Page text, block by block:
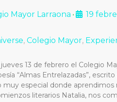
Mayor Larraona • 19
, Colegio Mayor,
jueves 13 de febrero el Colegio
“Almas Entrelazadas”,
muy especial donde
literarios Natalia, nos